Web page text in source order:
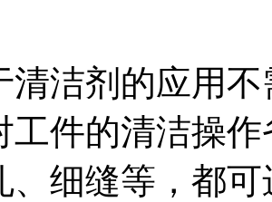
剂的应用不
工件的清洁操
、细缝等，都